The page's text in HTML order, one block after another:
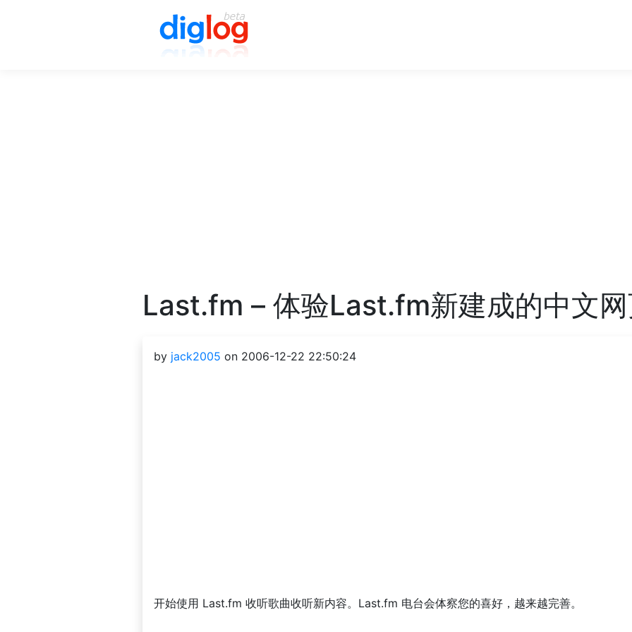
Last.fm – 体验Last.fm新建成的中文
by jack2005 on 2006-12-22 22:50:24
开始使用 Last.fm 收听歌曲收听新内容。Last.fm 电台会体察您的喜好，越来越完善。